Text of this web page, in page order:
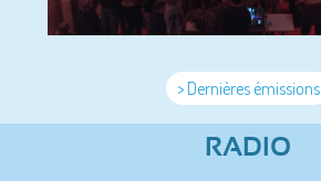
> Dernières émissions
RADIO